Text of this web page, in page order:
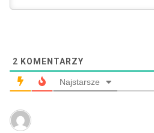
2 KOMENTARZY
Najstarsze